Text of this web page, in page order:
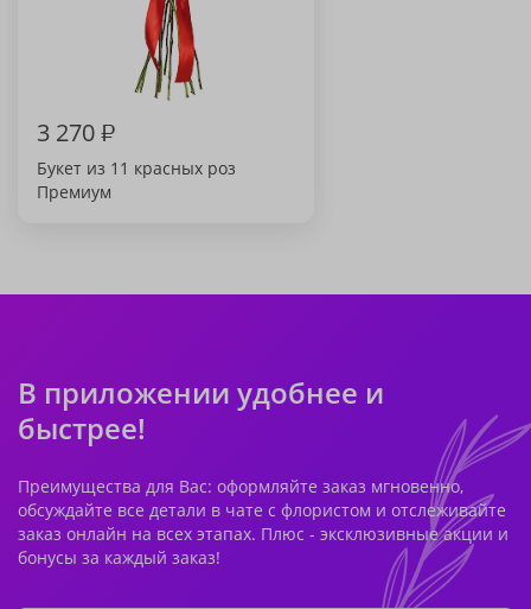
3 270₽
Букет из 11 красных роз
Премиум
В приложении удобнее и
быстрее!
Преимущества для Вас: оформляйте заказ мгновенно,
обсуждайте все детали в чате с флористом и отслеживайте
заказ онлайн на всех этапах. Плюс - эксклюзивные акции и
бонусы за каждый заказ!